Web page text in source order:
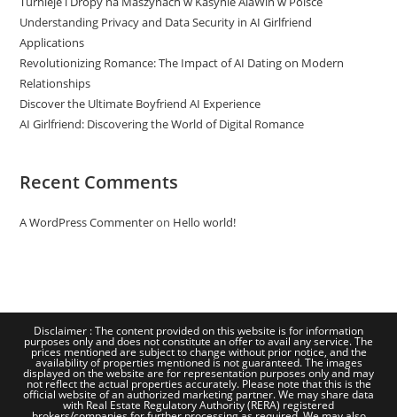
Understanding Privacy and Data Security in AI Girlfriend
Applications
Revolutionizing Romance: The Impact of AI Dating on Modern
Relationships
Discover the Ultimate Boyfriend AI Experience
AI Girlfriend: Discovering the World of Digital Romance
Recent Comments
A WordPress Commenteron Hello world!
Disclaimer : The content provided on this website is for information
purposes only and does not constitute an offer to avail any service. The
prices mentioned are subject to change without prior notice, and the
availability of properties mentioned is not guaranteed. The images
displayed on the website are for representation purposes only and may
not reflect the actual properties accurately. Please note that this is the
official website of an authorized marketing partner. We may share data
with Real Estate Regulatory Authority (RERA) registered